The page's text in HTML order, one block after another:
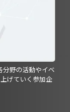
分野の活動やイベ
げていく参加企